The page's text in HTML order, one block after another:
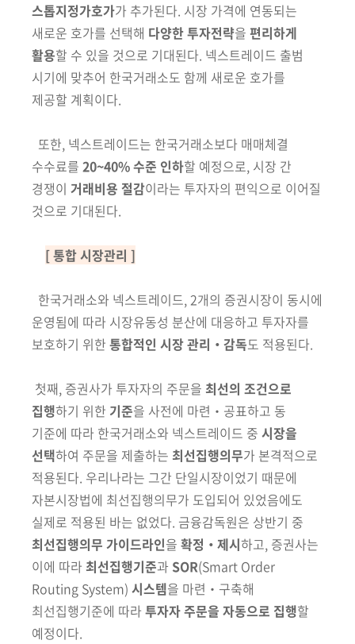
스톱지정가호가가 추가된다. 시장 가격에 연동되는
새로운 호가를 선택해 다양한 투자전략을 편리하게
활용할 수 있을 것으로 기대된다. 넥스트레이드 출범
시기에 맞추어 한국거래소도 함께 새로운 호가를
제공할 계획이다.
또한, 넥스트레이드는 한국거래소보다 매매체결
수수료를 20~40% 수준 인하할 예정으로, 시장 간
경쟁이 거래비용 절감이라는 투자자의 편익으로 이어질
것으로 기대된다.
[ 통합 시장관리 ]
한국거래소와 넥스트레이드, 2개의 증권시장이 동시에
운영됨에 따라 시장유동성 분산에 대응하고 투자자를
보호하기 위한 통합적인 시장 관리‧감독도 적용된다.
첫째, 증권사가 투자자의 주문을 최선의 조건으로
집행하기 위한 기준을 사전에 마련‧공표하고 동
기준에 따라 한국거래소와 넥스트레이드 중 시장을
선택하여 주문을 제출하는 최선집행의무가 본격적으로
적용된다. 우리나라는 그간 단일시장이었기 때문에
자본시장법에 최선집행의무가 도입되어 있었음에도
실제로 적용된 바는 없었다. 금융감독원은 상반기 중
최선집행의무 가이드라인을 확정‧제시하고, 증권사는
이에 따라 최선집행기준과 SOR(Smart Order
Routing System) 시스템을 마련‧구축해
최선집행기준에 따라 투자자 주문을 자동으로 집행할
예정이다.